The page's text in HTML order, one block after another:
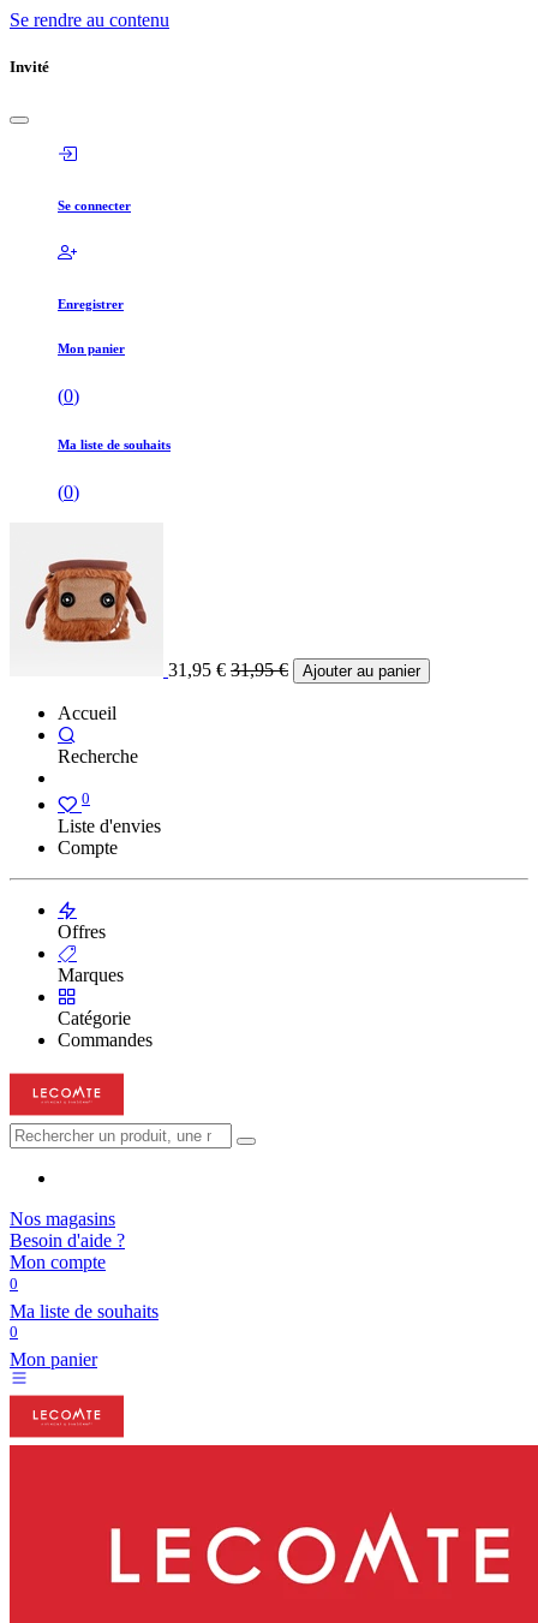
Se rendre au contenu
Invité
Se connecter
Enregistrer
Mon panier
(0)
Ma liste de souhaits
(0)
31,95 € 31,95€ Ajouter au panier
Accueil
Recherche
0
Liste d'envies
Compte
Offres
Marques
Catégorie
Commandes
Nos magasins
Besoin d'aide ?
Mon compte
0
Ma liste de souhaits
0
Mon panier